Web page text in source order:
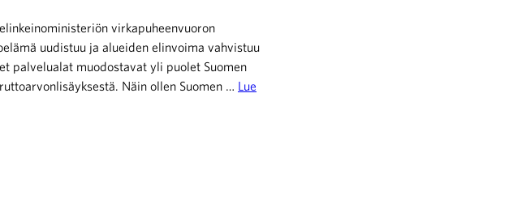
virkapuheenvuoron
uudistuu ja alueiden elinvoima vahvistuu
palvelualat muodostavat yli puolet Suomen
Näin ollen Suomen … Lue